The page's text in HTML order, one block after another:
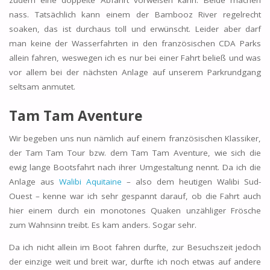
nass. Tatsächlich kann einem der Bambooz River regelrecht
soaken, das ist durchaus toll und erwünscht. Leider aber darf
man keine der Wasserfahrten in den französischen CDA Parks
allein fahren, weswegen ich es nur bei einer Fahrt beließ und was
vor allem bei der nächsten Anlage auf unserem Parkrundgang
seltsam anmutet.
Tam Tam Aventure
Wir begeben uns nun nämlich auf einem französischen Klassiker,
der Tam Tam Tour bzw. dem Tam Tam Aventure, wie sich die
ewig lange Bootsfahrt nach ihrer Umgestaltung nennt. Da ich die
Anlage aus Walibi Aquitaine – also dem heutigen Walibi Sud-
Ouest – kenne war ich sehr gespannt darauf, ob die Fahrt auch
hier einem durch ein monotones Quaken unzähliger Frösche
zum Wahnsinn treibt. Es kam anders. Sogar sehr.
Da ich nicht allein im Boot fahren durfte, zur Besuchszeit jedoch
der einzige weit und breit war, durfte ich noch etwas auf andere